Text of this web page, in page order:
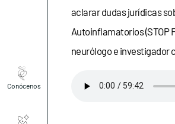
Conócenos
aclarar dudas jurídicas
Autoinflamatorios (STOP
neurólogo e investigador